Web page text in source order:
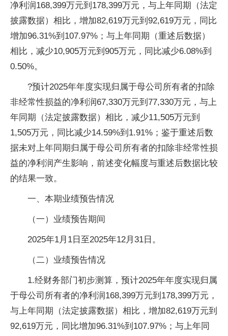
净利润168,399万元到178,399万元，与上年同期（法定
披露数据）相比，增加82,619万元到92,619万元，同比
增加96.31%到107.97%；与上年同期（重述后数据）
相比，减少10,905万元到905万元，同比减少6.08%到
0.50%。
?预计2025年年度实现归属于母公司所有者的扣除
非经常性损益的净利润67,330万元到77,330万元，与上
年同期（法定披露数据）相比，减少11,505万元到
1,505万元，同比减少14.59%到1.91%；鉴于重述后数
据未对上年同期归属于母公司所有者的扣除非经常性损
益的净利润产生影响，前述变化幅度与重述后数据比较
的结果一致。
一、本期业绩预告情况
（一）业绩预告期间
2025年1月1日至2025年12月31日。
（二）业绩预告情况
1.经财务部门初步测算，预计2025年年度实现归属
于母公司所有者的净利润168,399万元到178,399万元，
与上年同期（法定披露数据）相比，增加82,619万元到
92,619万元，同比增加96.31%到107.97%；与上年同